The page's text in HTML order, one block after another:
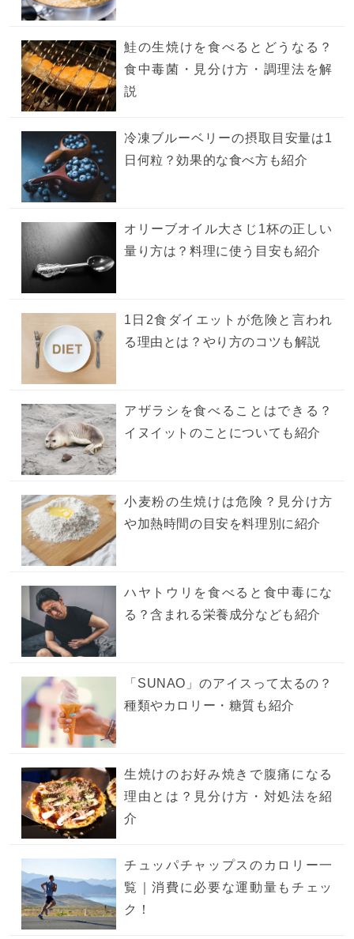
鮭の生焼けを食べるとどうなる？
食中毒菌・見分け方・調理法を解
説
冷凍ブルーベリーの摂取目安量は1
日何粒？効果的な食べ方も紹介
オリーブオイル大さじ1杯の正しい
量り方は？料理に使う目安も紹介
1日2食ダイエットが危険と言われ
る理由とは？やり方のコツも解説
アザラシを食べることはできる？
イヌイットのことについても紹介
小麦粉の生焼けは危険？見分け方
や加熱時間の目安を料理別に紹介
ハヤトウリを食べると食中毒にな
る？含まれる栄養成分なども紹介
「SUNAO」のアイスって太るの？
種類やカロリー・糖質も紹介
生焼けのお好み焼きで腹痛になる
理由とは？見分け方・対処法を紹
介
チュッパチャップスのカロリー一
覧｜消費に必要な運動量もチェッ
ク！